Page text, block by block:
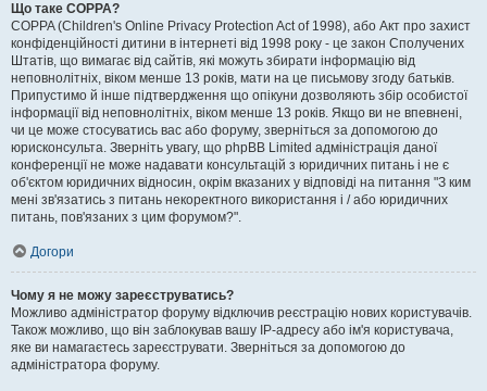
Що таке COPPA?
COPPA (Children's Online Privacy Protection Act of 1998), або Акт про захист
конфіденційності дитини в інтернеті від 1998 року - це закон Сполучених
Штатів, що вимагає від сайтів, які можуть збирати інформацію від
неповнолітніх, віком менше 13 років, мати на це письмову згоду батьків.
Припустимо й інше підтвердження що опікуни дозволяють збір особистої
інформації від неповнолітніх, віком менше 13 років. Якщо ви не впевнені,
чи це може стосуватись вас або форуму, зверніться за допомогою до
юрисконсульта. Зверніть увагу, що phpBB Limited адміністрація даної
конференції не може надавати консультацій з юридичних питань і не є
об'єктом юридичних відносин, окрім вказаних у відповіді на питання "З ким
мені зв'язатись з питань некоректного використання і / або юридичних
питань, пов'язаних з цим форумом?".
Догори
Чому я не можу зареєструватись?
Можливо адміністратор форуму відключив реєстрацію нових користувачів.
Також можливо, що він заблокував вашу IP-адресу або ім'я користувача,
яке ви намагаєтесь зареєструвати. Зверніться за допомогою до
адміністратора форуму.